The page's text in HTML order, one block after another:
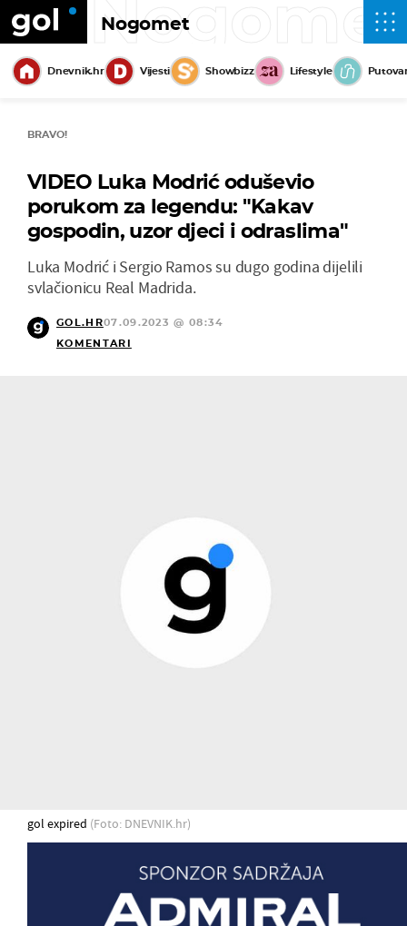
Nogomet
Dnevnik.hr Vijesti Showbizz Lifestyle
BRAVO!
VIDEO Luka Modrić oduševio
porukom za legendu: "Kakav
gospodin, uzor djeci i odraslima"
Luka Modrić i Sergio Ramos su dugo godina dijelili
svlačionicu Real Madrida.
GOL.HR07.09.2023 @ 08:34
KOMENTARI
gol expired (Foto: DNEVNIK.hr)